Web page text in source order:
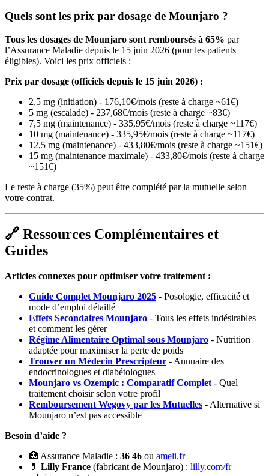
Quels sont les prix par dosage de Mounjaro ?
Tous les dosages de Mounjaro sont remboursés à 65% par
l’Assurance Maladie depuis le 15 juin 2026 (pour les patients
éligibles). Voici les prix officiels :
Prix par dosage (officiels depuis le 15 juin 2026) :
2,5 mg (initiation) - 176,10€/mois (reste à charge ~61€)
5 mg (escalade) - 237,68€/mois (reste à charge ~83€)
7,5 mg (maintenance) - 335,95€/mois (reste à charge ~117€)
10 mg (maintenance) - 335,95€/mois (reste à charge ~117€)
12,5 mg (maintenance) - 433,80€/mois (reste à charge ~151€)
15 mg (maintenance maximale) - 433,80€/mois (reste à charge
~151€)
Le reste à charge (35%) peut être complété par la mutuelle selon
votre contrat.
🔗 Ressources Complémentaires et
Guides
Articles connexes pour optimiser votre traitement :
Guide Complet Mounjaro 2025 - Posologie, efficacité et
mode d’emploi détaillé
Effets Secondaires Mounjaro - Tous les effets indésirables
et comment les gérer
Régime Alimentaire Optimal sous Mounjaro - Nutrition
adaptée pour maximiser la perte de poids
Trouver un Médecin Prescripteur - Annuaire des
endocrinologues et diabétologues
Mounjaro vs Ozempic : Comparatif Complet - Quel
traitement choisir selon votre profil
Remboursement Wegovy par les Mutuelles - Alternative si
Mounjaro n’est pas accessible
Besoin d’aide ?
🏥 Assurance Maladie : 36 46 ou ameli.fr
💊 Lilly France (fabricant de Mounjaro) : lilly.com/fr—